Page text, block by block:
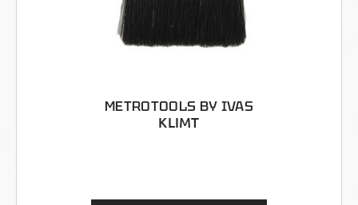
METROTOOLS BY IVAS
KLIMT